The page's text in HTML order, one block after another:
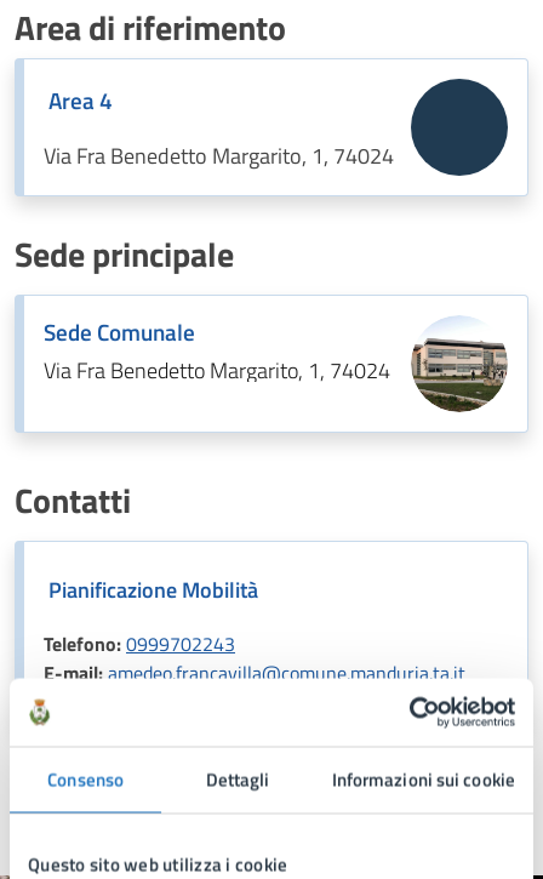
Consenso Dettagli Informazioni sui cookie
Questo sito web utilizza i cookie
Area di riferimento
Area 4
Via Fra Benedetto Margarito, 1, 74024
Sede principale
Sede Comunale
Via Fra Benedetto Margarito, 1, 74024
Contatti
Pianificazione Mobilità
Telefono:0999702243
E-mail:amedeo.francavilla@comune.manduria.ta.it
Ultimo aggiornamento: 16/07/2025, 10:26